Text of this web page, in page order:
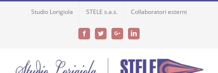
Studio Lorigiola STELE s.a.s. Collaboratori esterni
FacebookTwitterGoogle+LinkedIn